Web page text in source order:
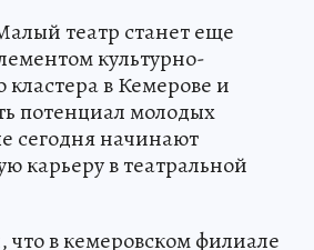
театр станет еще
культурно-
кластера в Кемерове и
потенциал молодых
сегодня начинают
карьеру в театральной
в кемеровском филиале